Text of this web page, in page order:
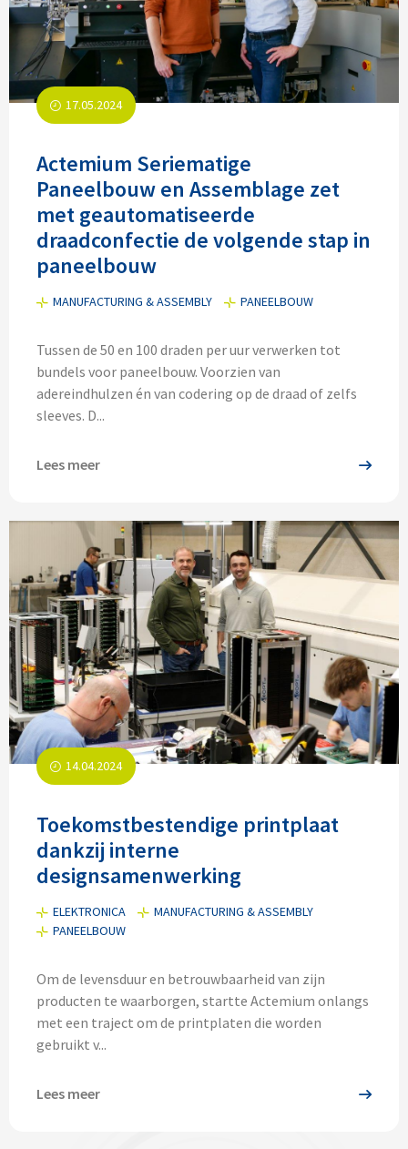
17.05.2024
Actemium Seriematige
Paneelbouw en Assemblage zet
met geautomatiseerde
draadconfectie de volgende stap in
paneelbouw
MANUFACTURING & ASSEMBLY PANEELBOUW
Tussen de 50 en 100 draden per uur verwerken tot
bundels voor paneelbouw. Voorzien van
adereindhulzen én van codering op de draad of zelfs
sleeves. D...
Lees meer
14.04.2024
Toekomstbestendige printplaat
dankzij interne
designsamenwerking
ELEKTRONICA
MANUFACTURING & ASSEMBLY
PANEELBOUW
Om de levensduur en betrouwbaarheid van zijn
producten te waarborgen, startte Actemium onlangs
met een traject om de printplaten die worden
gebruikt v...
Lees meer